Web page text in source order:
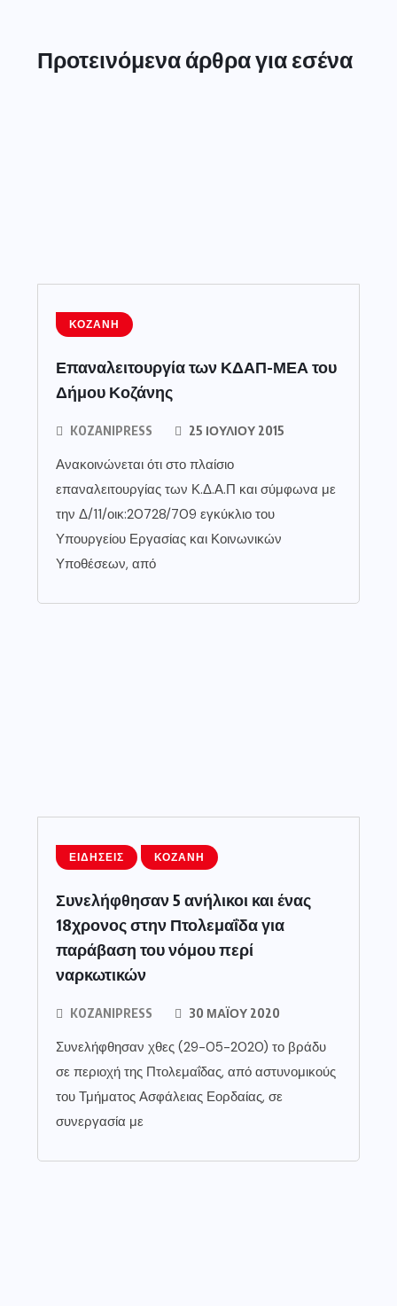
Προτεινόμενα άρθρα για εσένα
ΚΟΖΆΝΗ
Επαναλειτουργία των ΚΔΑΠ-ΜΕΑ του
Δήμου Κοζάνης
KOZANIPRESS 25 ΙΟΥΛΊΟΥ 2015
Ανακοινώνεται ότι στο πλαίσιο
επαναλειτουργίας των Κ.Δ.Α.Π και σύμφωνα με
την Δ/11/οικ:20728/709 εγκύκλιο του
Υπουργείου Εργασίας και Κοινωνικών
Υποθέσεων, από
ΕΙΔΉΣΕΙΣ ΚΟΖΆΝΗ
Συνελήφθησαν 5 ανήλικοι και ένας
18χρονος στην Πτολεμαΐδα για
παράβαση του νόμου περί
ναρκωτικών
KOZANIPRESS 30 ΜΑΪ́ΟΥ 2020
Συνελήφθησαν χθες (29-05-2020) το βράδυ
σε περιοχή της Πτολεμαΐδας, από αστυνομικούς
του Τμήματος Ασφάλειας Εορδαίας, σε
συνεργασία με